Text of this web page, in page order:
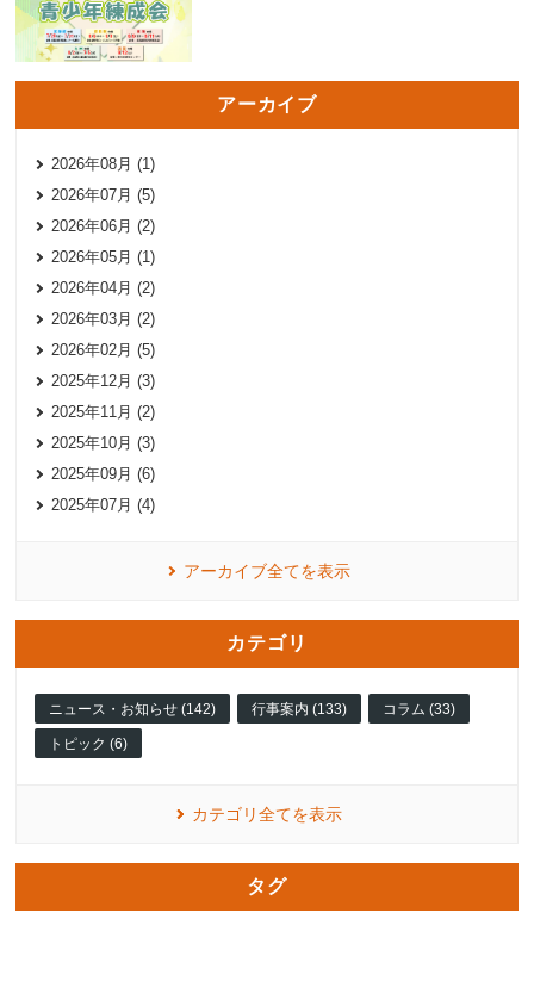
アーカイブ
2026年08月 (1)
2026年07月 (5)
2026年06月 (2)
2026年05月 (1)
2026年04月 (2)
2026年03月 (2)
2026年02月 (5)
2025年12月 (3)
2025年11月 (2)
2025年10月 (3)
2025年09月 (6)
2025年07月 (4)
アーカイブ全てを表示
カテゴリ
ニュース・お知らせ (142) 行事案内 (133) コラム (33)
トピック (6)
カテゴリ全てを表示
タグ